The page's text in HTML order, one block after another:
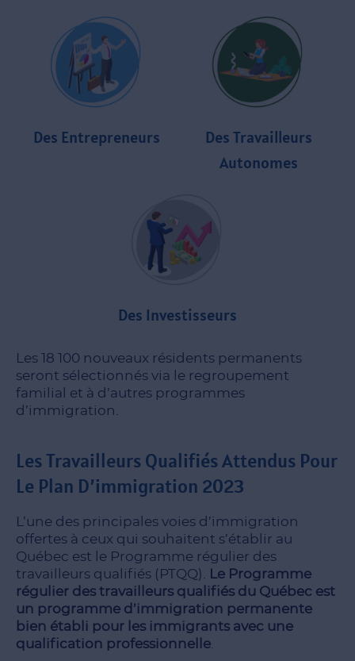
Des Entrepreneurs
Des Travailleurs
Autonomes
Des Investisseurs
Les 18 100 nouveaux résidents permanents
seront sélectionnés via le regroupement
familial et à d’autres programmes
d’immigration.
Les Travailleurs Qualifiés Attendus Pour
Le Plan D’immigration 2023
L’une des principales voies d’immigration
offertes à ceux qui souhaitent s’établir au
Québec est le Programme régulier des
travailleurs qualifiés (PTQQ).
Le Programme
régulier des travailleurs qualifiés du Québec est
un programme d’immigration permanente
bien établi pour les immigrants avec une
qualification professionnelle